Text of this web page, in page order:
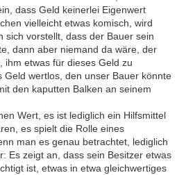
dass Geld keinerlei Eigenwert
vielleicht etwas komisch, wird
sich vorstellt, dass der Bauer sein
dann aber niemand da wäre, der
ihm etwas für dieses Geld zu
Geld wertlos, den unser Bauer könnte
den kaputten Balken an seinem
Wert, es ist lediglich ein Hilfsmittel
es spielt die Rolle eines
man es genau betrachtet, lediglich
Es zeigt an, dass sein Besitzer etwas
ist, etwas in etwa gleichwertiges